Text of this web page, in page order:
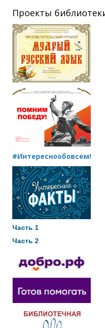
Проекты
#Интереснообовсем!
Часть 1
Часть 2